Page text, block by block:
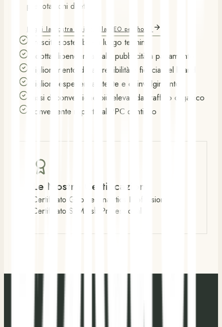
prenotazioni dirette.
Leggi la nostra guida alla SEO per hotel
Crescita sostenibile a lungo termine
Ridotta dipendenza dalla pubblicità a pagamento
Miglioramento della credibilità e fiducia del brand
Migliore esperienza utente e coinvolgimento
Tassi di conversione più elevati dal traffico organico
Conveniente rispetto al PPC continuo
Le Nostre Certificazioni
Certificato Google Analytics Professional
Certificato SEMrush Professional